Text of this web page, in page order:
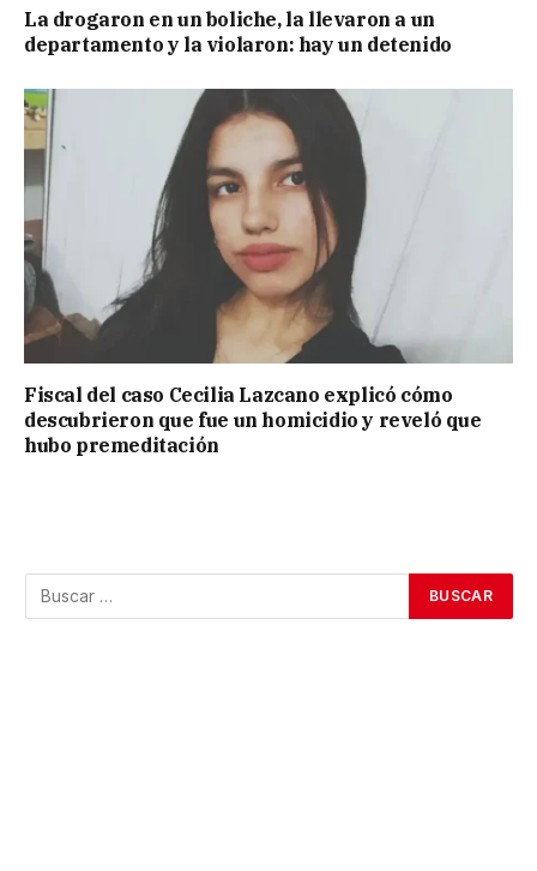
La drogaron en un boliche, la llevaron a un
departamento y la violaron: hay un detenido
Fiscal del caso Cecilia Lazcano explicó cómo
descubrieron que fue un homicidio y reveló que
hubo premeditación